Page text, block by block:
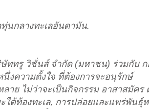
นกลางทะเลอันดามัน.
ททรู วิชั่นส์ จำกัด (มหาชน) ร่วมกับ ก
งความตั้งใจ ที่ต้องการจะอนุรักษ์
าย ไม่ว่าจะเป็นกิจกรรม อาสาสมัคร
ใต้ท้องทะเล, การปล่อยและแพร่พันธุ์